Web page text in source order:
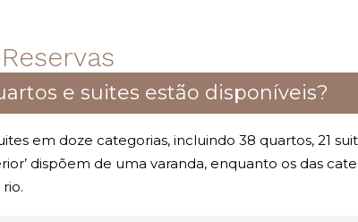
e suites estão disponíveis?
em doze categorias, incluindo 38 quartos, 21
dispõem de uma varanda, enquanto os das